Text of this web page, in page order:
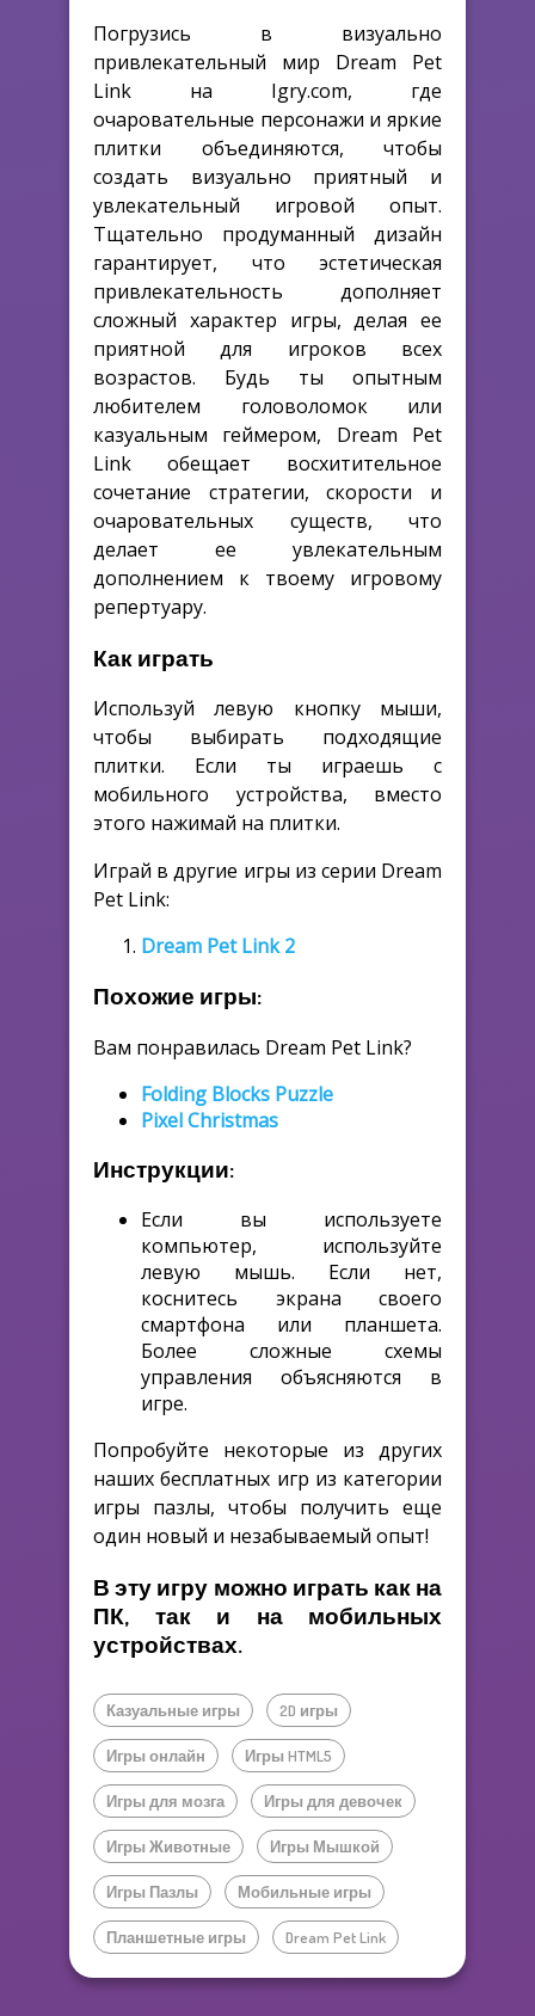
Погрузись в визуально
привлекательный мир Dream Pet
Link на Igry.com, где
очаровательные персонажи и яркие
плитки объединяются, чтобы
создать визуально приятный и
увлекательный игровой опыт.
Тщательно продуманный дизайн
гарантирует, что эстетическая
привлекательность дополняет
сложный характер игры, делая ее
приятной для игроков всех
возрастов. Будь ты опытным
любителем головоломок или
казуальным геймером, Dream Pet
Link обещает восхитительное
сочетание стратегии, скорости и
очаровательных существ, что
делает ее увлекательным
дополнением к твоему игровому
репертуару.
Как играть
Используй левую кнопку мыши,
чтобы выбирать подходящие
плитки. Если ты играешь с
мобильного устройства, вместо
этого нажимай на плитки.
Играй в другие игры из серии Dream
Pet Link:
Dream Pet Link 2
Похожие игры:
Вам понравилась Dream Pet Link?
Folding Blocks Puzzle
Pixel Christmas
Инструкции:
Если вы используете
компьютер, используйте
левую мышь. Если нет,
коснитесь экрана своего
смартфона или планшета.
Более сложные схемы
управления объясняются в
игре.
Попробуйте некоторые из других
наших бесплатных игр из категории
игры пазлы, чтобы получить еще
один новый и незабываемый опыт!
В эту игру можно играть как на
ПК, так и на мобильных
устройствах.
Казуальные игры 2D игры
Игры онлайн Игры HTML5
Игры для мозга Игры для девочек
Игры Животные Игры Мышкой
Игры Пазлы Мобильные игры
Планшетные игры Dream Pet Link